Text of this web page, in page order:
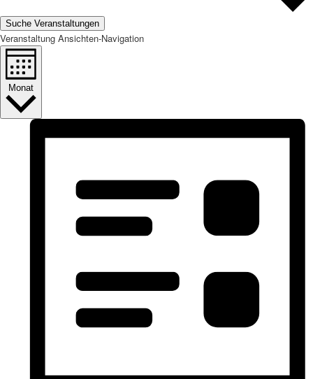
Suche Veranstaltungen
Veranstaltung Ansichten-Navigation
Monat